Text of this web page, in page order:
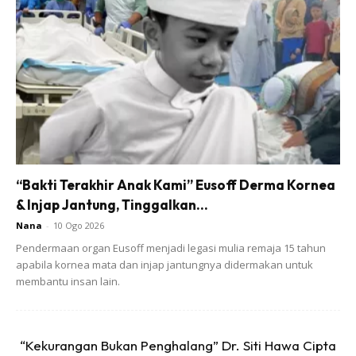
“Bakti Terakhir Anak Kami” Eusoff Derma Kornea
& Injap Jantung, Tinggalkan...
Nana - 10 Ogo 2026
Pendermaan organ Eusoff menjadi legasi mulia remaja 15 tahun
apabila kornea mata dan injap jantungnya didermakan untuk
membantu insan lain.
“Kekurangan Bukan Penghalang” Dr. Siti Hawa Cipta